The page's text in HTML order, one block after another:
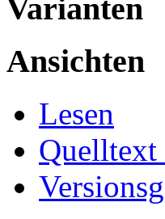
Varianten
Ansichten
Lesen
Quelltext